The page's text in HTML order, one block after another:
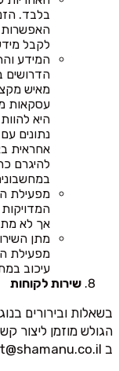
בלבד.
לקבל
המידע
הדרושים
מאיש
עסקאות
היא
נתונים
אחראית
להיגרם
מפעילת
אך לא
מתן
מפעילת
עיכוב
שירות לקוחות
בשאלות ובירורים
הגולש מוזמן ליצור
ב